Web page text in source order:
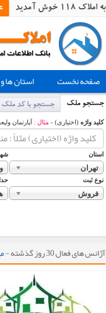
به املاک 118 خوش آمدید
صفحه نخست استان ها
جستجو ملک جستجو با کد ملک
کلید واژه (اختیاری) - مثال : آپارتمان
استان
تهران
نوع ثبت
فروش
آژانس های فعال 30 روز گذشته -